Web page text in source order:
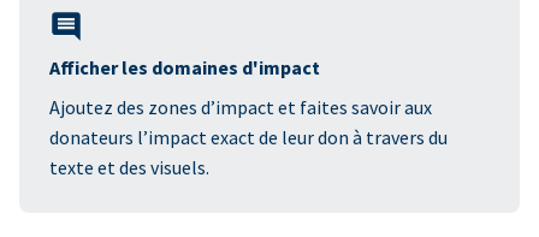
Afficher les domaines d'impact
Ajoutez des zones d’impact et faites savoir aux
donateurs l’impact exact de leur don à travers du
texte et des visuels.